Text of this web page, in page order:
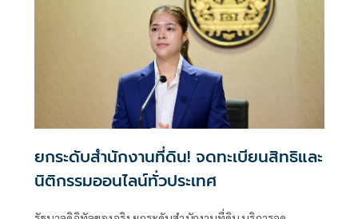
ยกระดับสำนักงานที่ดิน! จดทะเบียนสิทธิและ
นิติกรรมออนไลน์ทั่วประเทศ